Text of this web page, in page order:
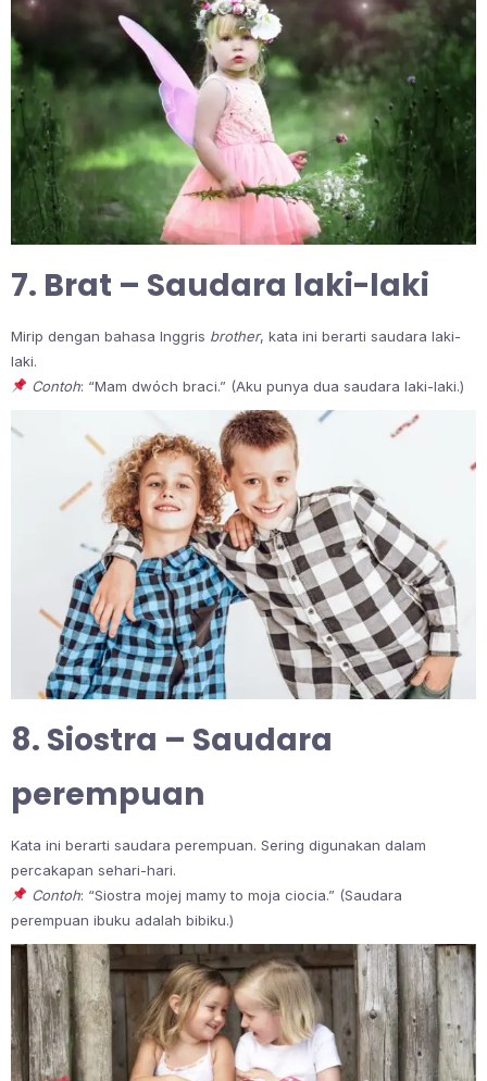
7. Brat – Saudara laki-laki
Mirip dengan bahasa Inggris brother, kata ini berarti saudara laki-
laki.
Contoh: “Mam dwóch braci.” (Aku punya dua saudara laki-laki.)
8. Siostra – Saudara
perempuan
Kata ini berarti saudara perempuan. Sering digunakan dalam
percakapan sehari-hari.
Contoh: “Siostra mojej mamy to moja ciocia.” (Saudara
perempuan ibuku adalah bibiku.)